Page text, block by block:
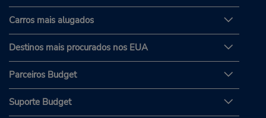
Carros mais alugados
Destinos mais procurados nos EUA
Parceiros Budget
Suporte Budget